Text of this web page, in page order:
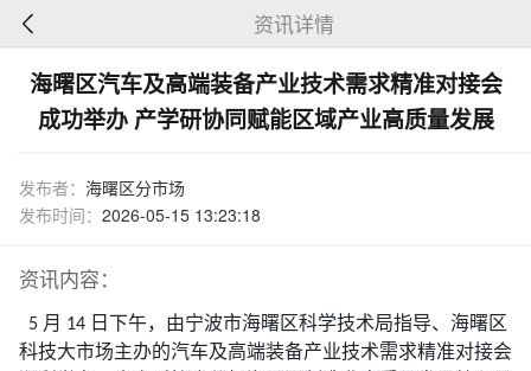
资讯详情
海曙区汽车及高端装备产业技术需求精准对接会
成功举办 产学研协同赋能区域产业高质量发展
发布者： 海曙区分市场
发布时间： 2026-05-15 13:23:18
资讯内容：
5 月 14 日下午，由宁波市海曙区科学技术局指导、海曙区
科技大市场主办的汽车及高端装备产业技术需求精准对接会